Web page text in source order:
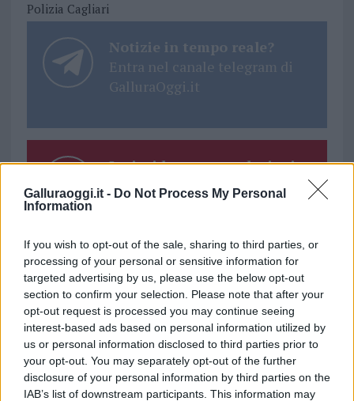
Galluraoggi.it - Do Not Process My Personal
Information
If you wish to opt-out of the sale, sharing to third parties, or
processing of your personal or sensitive information for
targeted advertising by us, please use the below opt-out
section to confirm your selection. Please note that after your
opt-out request is processed you may continue seeing
interest-based ads based on personal information utilized by
us or personal information disclosed to third parties prior to
your opt-out. You may separately opt-out of the further
disclosure of your personal information by third parties on the
IAB’s list of downstream participants. This information may
Polizia Cagliari
Notizie in tempo reale?
Entra nel canale telegram di
GalluraOggi.it
Inviaci le tue segnalazioni,
i tuoi video e le tue foto
Su WhatsApp al numero +39
Ricevi le nostre ultime news
daGoogle News